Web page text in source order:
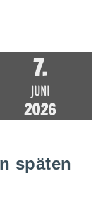
7.
JUNI
2026
späten